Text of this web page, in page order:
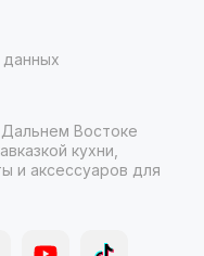
данных
Востоке
кухни,
и аксессуаров для